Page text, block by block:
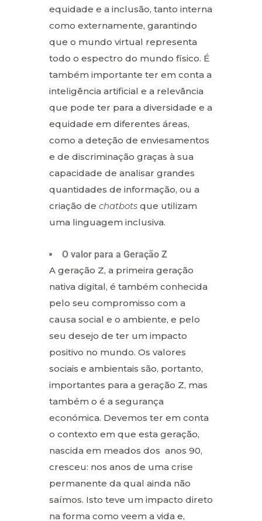
equidade e a inclusão, tanto interna
como externamente, garantindo
que o mundo virtual representa
todo o espectro do mundo físico. É
também importante ter em conta a
inteligência artificial e a relevância
que pode ter para a diversidade e a
equidade em diferentes áreas,
como a deteção de enviesamentos
e de discriminação graças à sua
capacidade de analisar grandes
quantidades de informação, ou a
criação de chatbots que utilizam
uma linguagem inclusiva.
O valor para a Geração Z
A geração Z, a primeira geração
nativa digital, é também conhecida
pelo seu compromisso com a
causa social e o ambiente, e pelo
seu desejo de ter um impacto
positivo no mundo. Os valores
sociais e ambientais são, portanto,
importantes para a geração Z, mas
também o é a segurança
económica. Devemos ter em conta
o contexto em que esta geração,
nascida em meados dos anos 90,
cresceu: nos anos de uma crise
permanente da qual ainda não
saímos. Isto teve um impacto direto
na forma como veem a vida e,